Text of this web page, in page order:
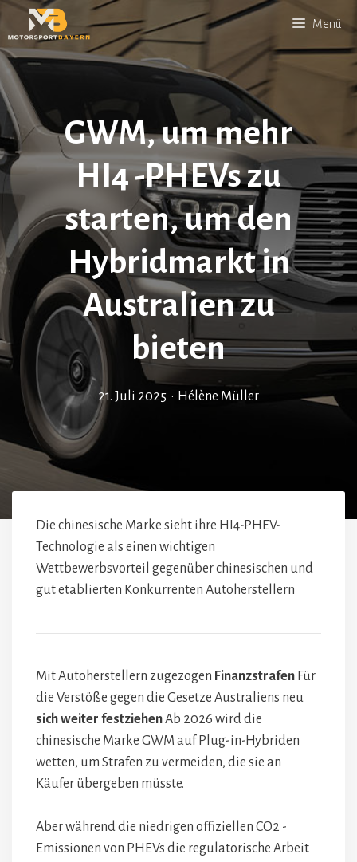
Zum
Inhalt
springen
Menü
GWM, um mehr
HI4 -PHEVs zu
starten, um den
Hybridmarkt in
Australien zu
bieten
21. Juli 2025 • Hélène Müller
Die chinesische Marke sieht ihre HI4-PHEV-
Technologie als einen wichtigen
Wettbewerbsvorteil gegenüber chinesischen und
gut etablierten Konkurrenten Autoherstellern
Mit Autoherstellern zugezogen Finanzstrafen Für
die Verstöße gegen die Gesetze Australiens neu
sich weiter festziehenAb 2026 wird die
chinesische Marke GWM auf Plug-in-Hybriden
wetten, um Strafen zu vermeiden, die sie an
Käufer übergeben müsste.
Aber während die niedrigen offiziellen CO2 -
Emissionen von PHEVs die regulatorische Arbeit